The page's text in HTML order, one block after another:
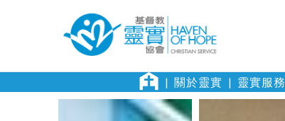
關於靈實 靈實服務